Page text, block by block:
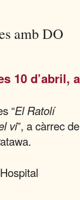
amb DO
10 d’abril,
“El Ratolí
vi”, a càrrec de